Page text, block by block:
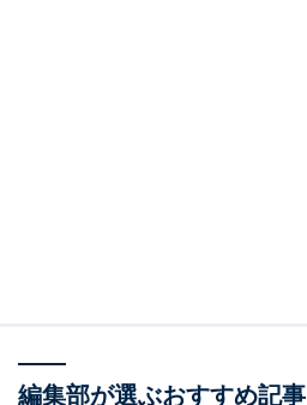
編集部が選ぶおすすめ記事